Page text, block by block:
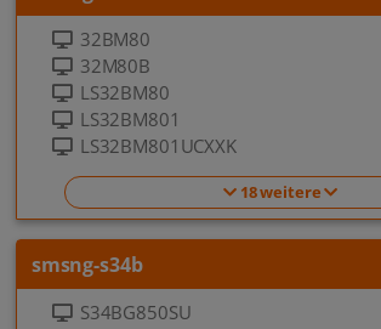
32BM80
32M80B
LS32BM80
LS32BM801
LS32BM801UCXXK
18 weitere
smsng-s34b
S34BG850SU